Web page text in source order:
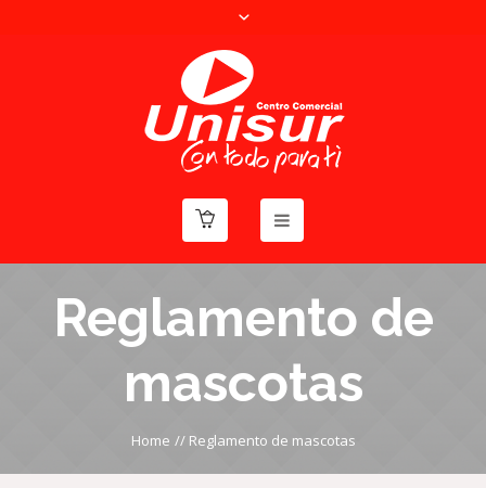
Reglamento de
mascotas
Home // Reglamento de mascotas